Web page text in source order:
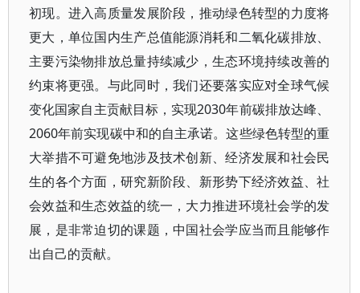
初现。进入高质量发展阶段，推动绿色转型的力度将
更大，单位国内生产总值能源消耗和二氧化碳排放、
主要污染物排放总量持续减少，生态环境持续改善的
约束将更强。与此同时，我们还要落实应对全球气候
变化国家自主贡献目标，实现2030年前碳排放达峰、
2060年前实现碳中和的自主承诺。这些绿色转型的重
大举措不可避免地涉及技术创新、经济发展和社会民
生的各个方面，研究新阶段、新形势下经济效益、社
会效益和生态效益的统一，大力推进环境社会学的发
展，是非常迫切的课题，中国社会学应当而且能够作
出自己的贡献。